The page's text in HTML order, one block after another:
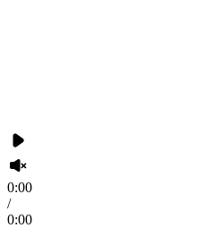
0:00
/
0:00